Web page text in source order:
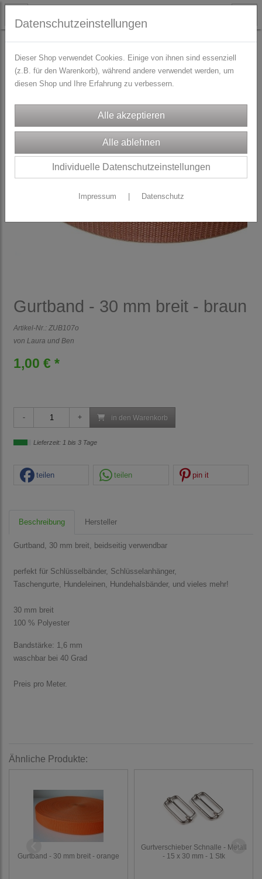
STOFFE % REDUZIERTE METERWARE %
Gurtband - 30 mm breit - braun
Artikel-Nr.: ZUB107o
von Laura und Ben
1,00 € *
in den Warenkorb
Lieferzeit: 1 bis 3 Tage
teilen teilen pin it
Beschreibung Hersteller
Gurtband, 30 mm breit, beidseitig verwendbar
perfekt für Schlüsselbänder, Schlüsselanhänger,
Taschengurte, Hundeleinen, Hundehalsbänder, und vieles mehr!
30 mm breit
100 % Polyester
Bandstärke: 1,6 mm
waschbar bei 40 Grad
Preis pro Meter.
Ähnliche Produkte:
Gurtband - 30 mm breit - orange
Gurtverschieber Schnalle - Metall
- 15 x 30 mm - 1 Stk
Datenschutzeinstellungen
Dieser Shop verwendet Cookies. Einige von ihnen sind essenziell
(z.B. für den Warenkorb), während andere verwendet werden, um
diesen Shop und Ihre Erfahrung zu verbessern.
Individuelle Datenschutzeinstellungen
Impressum Datenschutz